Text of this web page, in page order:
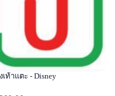
เท้าแตะ - Disney